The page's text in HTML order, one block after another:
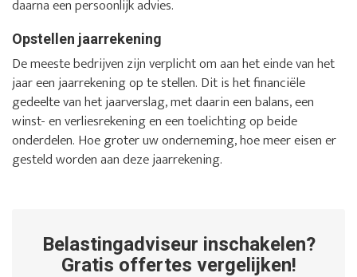
daarna een persoonlijk advies.
Opstellen jaarrekening
De meeste bedrijven zijn verplicht om aan het einde van het
jaar een jaarrekening op te stellen. Dit is het financiële
gedeelte van het jaarverslag, met daarin een balans, een
winst- en verliesrekening en een toelichting op beide
onderdelen. Hoe groter uw onderneming, hoe meer eisen er
gesteld worden aan deze jaarrekening.
Belastingadviseur inschakelen?
Gratis offertes vergelijken!